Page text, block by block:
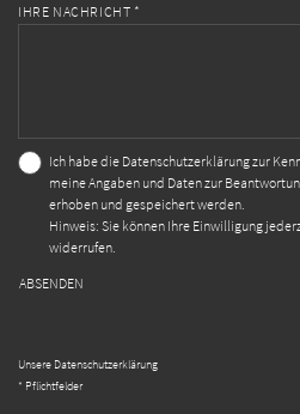
IHRE NACHRICHT *
Ich habe die Datenschutzerklärungzur
meine Angaben und Daten zur
erhoben und gespeichert werden.
Hinweis: Sie können Ihre Einwilligung
widerrufen.
ABSENDEN
Unsere Datenschutzerklärung
* Pflichtfelder